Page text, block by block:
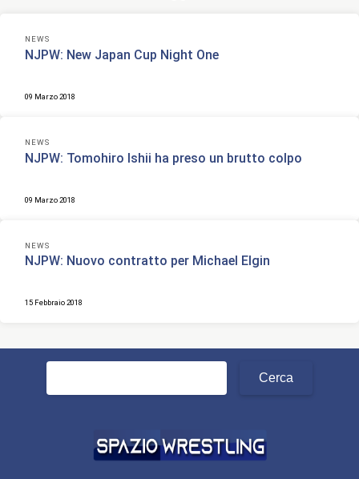
NEWS
NJPW: New Japan Cup Night One
09 Marzo 2018
NEWS
NJPW: Tomohiro Ishii ha preso un brutto colpo
09 Marzo 2018
NEWS
NJPW: Nuovo contratto per Michael Elgin
15 Febbraio 2018